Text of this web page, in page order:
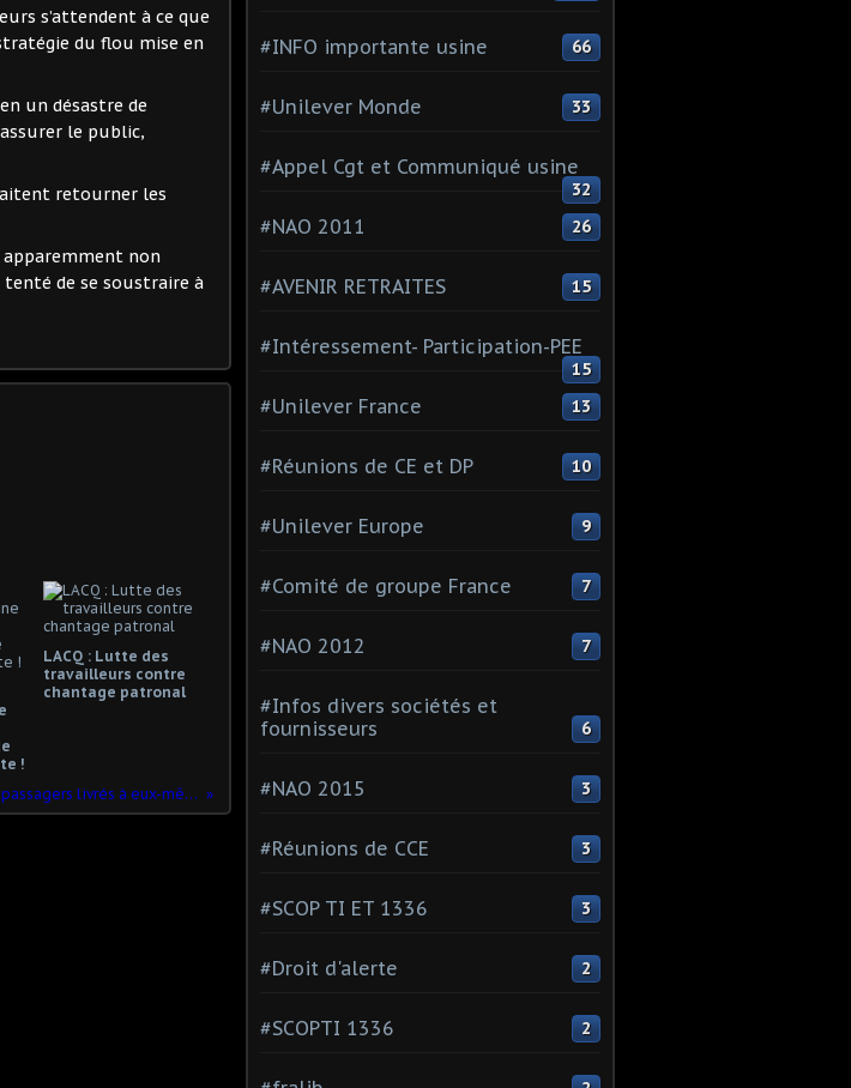
s’attendent à ce que
du flou mise en
un désastre de
le public,
retourner les
non
tenté de se soustraire à
!
LACQ : Lutte des
travailleurs contre
chantage patronal
TER : conducteur seul, passagers livrés à eux-mêmes!
#INFO importante usine 66
#Unilever Monde 33
#Appel Cgt et Communiqué usine
32
#NAO 2011 26
#AVENIR RETRAITES 15
#Intéressement- Participation-PEE
15
#Unilever France 13
#Réunions de CE et DP 10
#Unilever Europe 9
#Comité de groupe France 7
#NAO 2012 7
#Infos divers sociétés et
fournisseurs
6
#NAO 2015 3
#Réunions de CCE 3
#SCOP TI ET 1336 3
#Droit d'alerte 2
#SCOPTI 1336 2